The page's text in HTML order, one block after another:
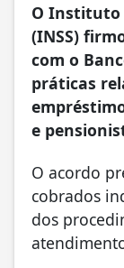
O Instituto
(INSS)
com o
práticas
e
O acordo
cobrados
dos